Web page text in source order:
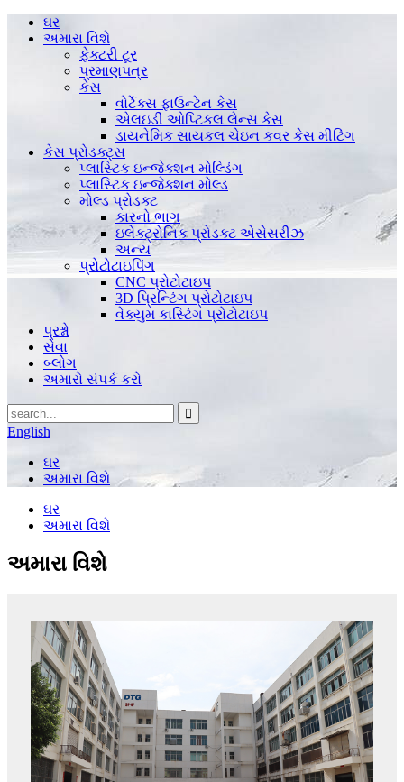
ઘર
અમારા વિશે
ફેક્ટરી ટૂર
પ્રમાણપત્ર
કેસ
વોર્ટેક્સ ફાઉન્ટેન કેસ
એલઇડી ઓપ્ટિકલ લેન્સ કેસ
ડાયનેમિક સાયકલ ચેઇન કવર કેસ મીટિંગ
કેસ પ્રોડક્ટ્સ
પ્લાસ્ટિક ઇન્જેક્શન મોલ્ડિંગ
પ્લાસ્ટિક ઇન્જેક્શન મોલ્ડ
મોલ્ડ પ્રોડક્ટ
કારનો ભાગ
ઇલેક્ટ્રોનિક પ્રોડક્ટ એસેસરીઝ
અન્ય
પ્રોટોટાઇપિંગ
CNC પ્રોટોટાઇપ
3D પ્રિન્ટિંગ પ્રોટોટાઇપ
વેક્યુમ કાસ્ટિંગ પ્રોટોટાઇપ
પ્રશ્નો
સેવા
બ્લોગ
અમારો સંપર્ક કરો
English
ઘર
અમારા વિશે
ઘર
અમારા વિશે
અમારા વિશે